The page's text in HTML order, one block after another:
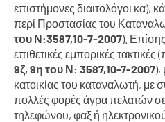
επιστήμονες διαιτολόγοι κα),
περί Προστασίας του
του Ν:3587,10-7-2007).
επιθετικές εμπορικές τακτικές
9ζ, 9η του Ν: 3587,10-7-2007),
κατοικίας του καταναλωτή, με
πολλές φορές άγρα πελατών
τηλεφώνου, φαξ ή